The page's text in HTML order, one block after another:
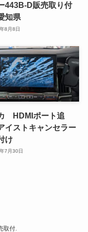
443B-D販売取り付
知県
8月8日
HDMIポート追
ストキャンセラー
け
7月30日
取付.